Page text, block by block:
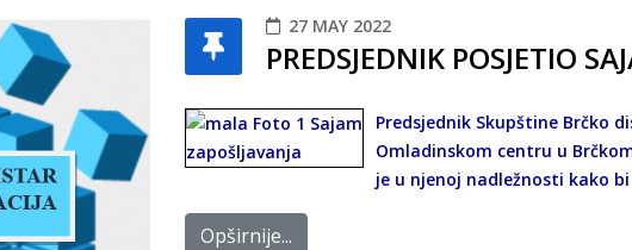
27 MAY 2022
PREDSJEDNIK POSJETIO
Predsjednik Skupštine Brčko
Omladinskom centru u
je u njenoj nadležnosti kako
Opširnije...